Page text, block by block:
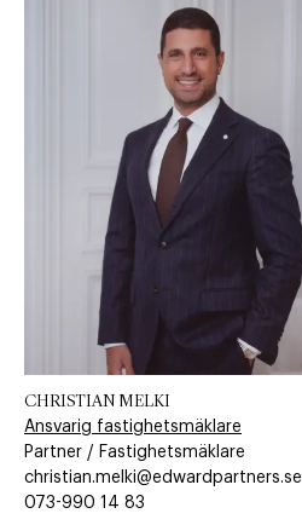
CHRISTIAN MELKI
Ansvarig fastighetsmäklare
Partner / Fastighetsmäklare
christian.melki@edwardpartners.se
073-990 14 83